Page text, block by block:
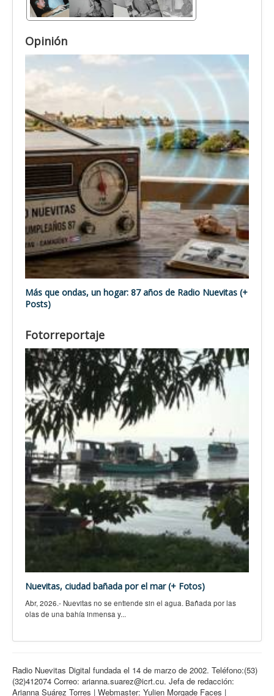
Opinión
Más que ondas, un hogar: 87 años de Radio Nuevitas (+
Posts)
Fotorreportaje
Nuevitas, ciudad bañada por el mar (+ Fotos)
Abr, 2026.- Nuevitas no se entiende sin el agua. Bañada por las
olas de una bahía inmensa y...
Radio Nuevitas Digital fundada el 14 de marzo de 2002. Teléfono:(53)
(32)412074 Correo: arianna.suarez@icrt.cu. Jefa de redacción:
Arianna Suárez Torres | Webmaster: Yulien Morgade Faces |